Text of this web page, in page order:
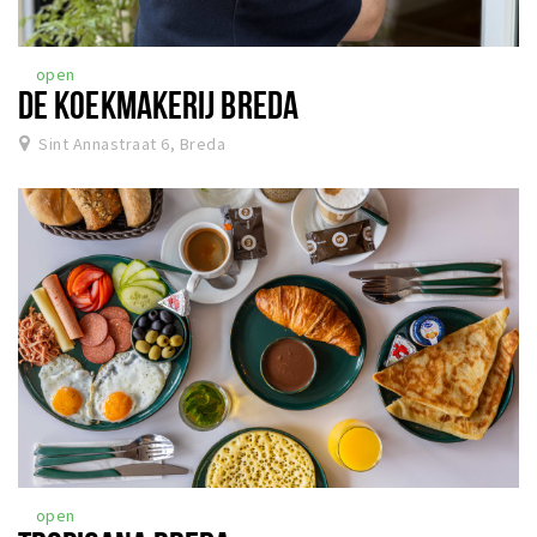
open
DE KOEKMAKERIJ BREDA
Sint Annastraat 6, Breda
open